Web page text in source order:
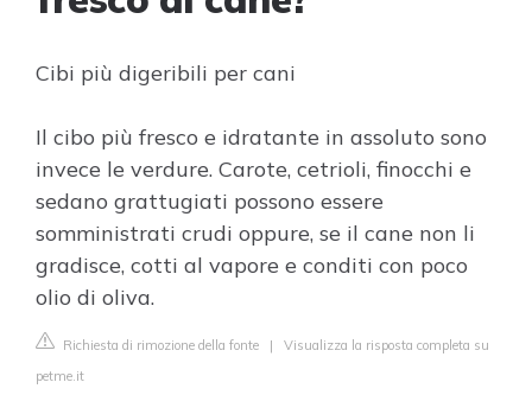
Cibi più digeribili per cani
Il cibo più fresco e idratante in assoluto sono
invece le verdure. Carote, cetrioli, finocchi e
sedano grattugiati possono essere
somministrati crudi oppure, se il cane non li
gradisce, cotti al vapore e conditi con poco
olio di oliva.
Richiesta di rimozione della fonte | Visualizza la risposta completa su
petme.it